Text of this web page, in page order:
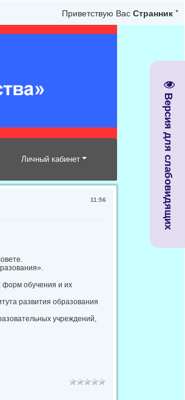
Версия для слабовидящих
Приветствую Вас Странник *
Личный кабинет
11:56
форм обучения и их
развития образования
учреждений,